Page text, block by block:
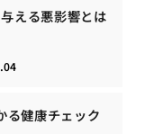
える悪影響とは
る健康チェック